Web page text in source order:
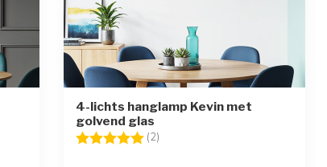
4-lichts hanglamp Kevin met
golvend glas
Beoordeling: (2)